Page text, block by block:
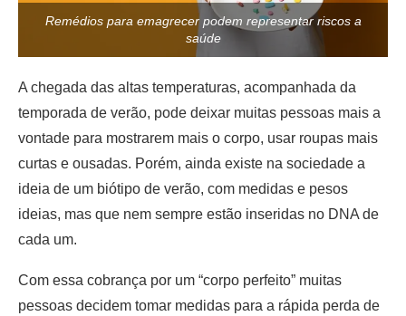
Remédios para emagrecer podem representar riscos a
saúde
A chegada das altas temperaturas, acompanhada da
temporada de verão, pode deixar muitas pessoas mais a
vontade para mostrarem mais o corpo, usar roupas mais
curtas e ousadas. Porém, ainda existe na sociedade a
ideia de um biótipo de verão, com medidas e pesos
ideias, mas que nem sempre estão inseridas no DNA de
cada um.
Com essa cobrança por um “corpo perfeito” muitas
pessoas decidem tomar medidas para a rápida perda de